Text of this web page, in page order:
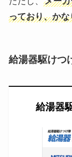
っており、かな
給湯器駆けつ
給湯器